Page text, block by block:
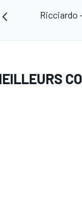
Ricciardo